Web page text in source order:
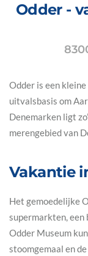
Odder -
Odder is een
uitvalsbasis om
Denemarken ligt
merengebied van
Vakantie
Het gemoedelijke
supermarkten, een
Odder Museum
stoomgemaal en